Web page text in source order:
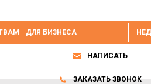
ДЛЯ БИЗНЕСА
НАПИСАТЬ
ЗАКАЗАТЬ ЗВОНОК